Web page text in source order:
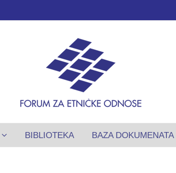
BIBLIOTEKA BAZA DOKUMENATA